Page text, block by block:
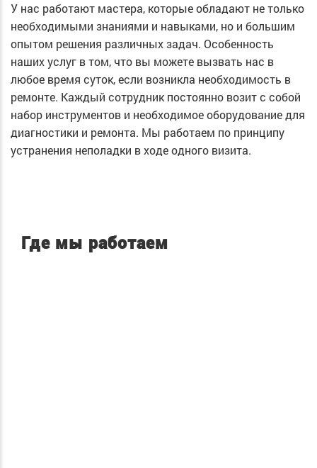
У нас работают мастера, которые обладают не только
необходимыми знаниями и навыками, но и большим
опытом решения различных задач. Особенность
наших услуг в том, что вы можете вызвать нас в
любое время суток, если возникла необходимость в
ремонте. Каждый сотрудник постоянно возит с собой
набор инструментов и необходимое оборудование для
диагностики и ремонта. Мы работаем по принципу
устранения неполадки в ходе одного визита.
Где мы работаем